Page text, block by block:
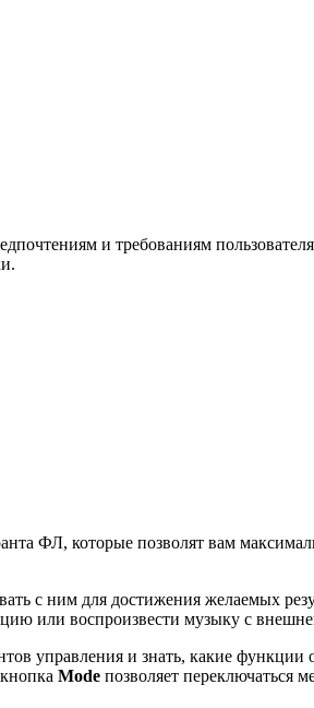
и требованиям
ФЛ, которые позволят вам
с ним для достижения желаемых
или воспроизвести музыку с
управления и знать, какие
Mode позволяет переключаться